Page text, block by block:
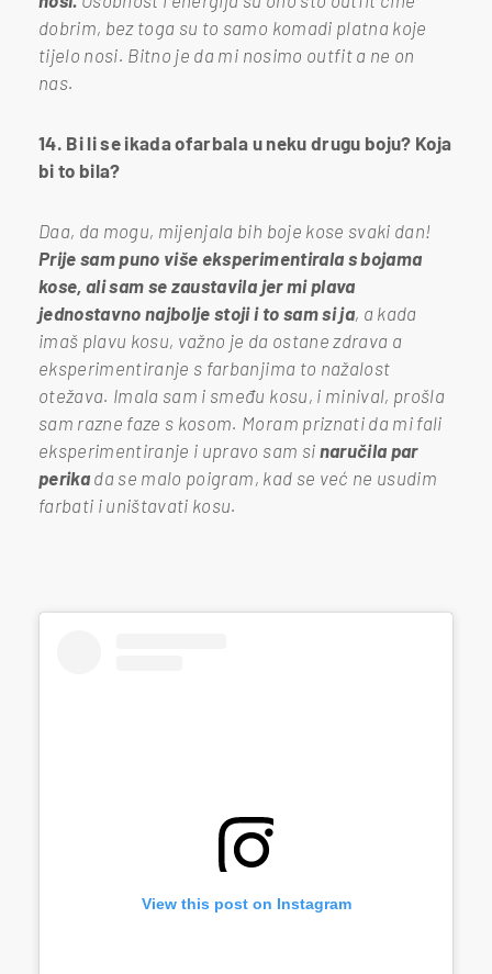
dobrim, bez toga su to samo komadi platna koje
tijelo nosi. Bitno je da mi nosimo outfit a ne on
nas.
14. Bi li se ikada ofarbala u neku drugu boju? Koja
bi to bila?
Daa, da mogu, mijenjala bih boje kose svaki dan!
Prije sam puno više eksperimentirala s bojama
kose, ali sam se zaustavila jer mi plava
jednostavno najbolje stoji i to sam si ja, a kada
imaš plavu kosu, važno je da ostane zdrava a
eksperimentiranje s farbanjima to nažalost
otežava. Imala sam i smeđu kosu, i minival, prošla
sam razne faze s kosom. Moram priznati da mi fali
eksperimentiranje i upravo sam si naručila par
perika da se malo poigram, kad se već ne usudim
farbati i uništavati kosu.
View this post on Instagram